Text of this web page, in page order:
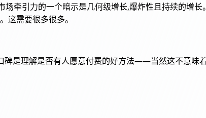
牵引力的一个暗示是几何级增长,爆炸性且持续的增
这需要很多很多。
是理解是否有人愿意付费的好方法——当然这不意味